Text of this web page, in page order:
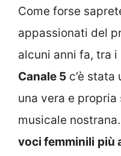
Come forse
appassionati del
alcuni anni fa, tra
Canale 5 c’è
una vera e
musicale
voci femminili più